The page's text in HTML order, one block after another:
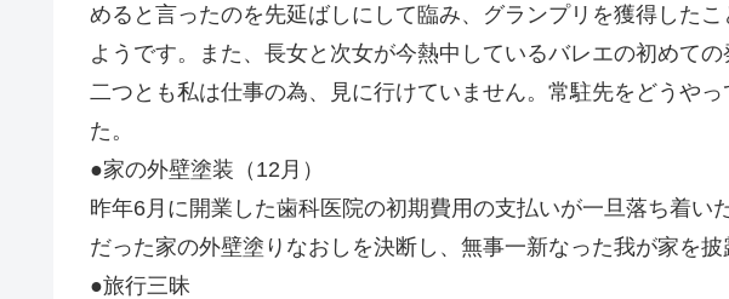
めると言ったのを先延ばしにして臨み、グランプリを獲得した
ようです。また、長女と次女が今熱中しているバレエの初めて
二つとも私は仕事の為、見に行けていません。常駐先をどうや
た。
●家の外壁塗装（12月）
昨年6月に開業した歯科医院の初期費用の支払いが一旦落ち着い
だった家の外壁塗りなおしを決断し、無事一新なった我が家を披
●旅行三昧